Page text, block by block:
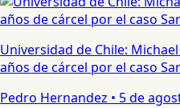
Universidad de Chile:
años de cárcel por el caso
Pedro Hernandez • 5 de